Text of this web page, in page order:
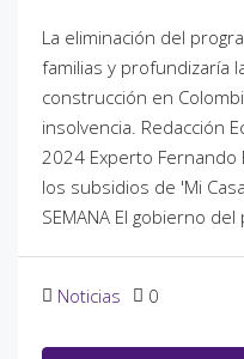
La eliminación del
familias y profundizaría
construcción en
insolvencia. Redacción
2024 Experto
los subsidios de 'Mi
SEMANA El gobierno
Noticias 0